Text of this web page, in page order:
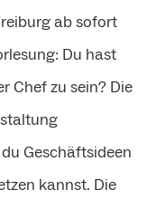
ab sofort
Du hast
Chef zu sein? Die
Geschäftsideen
kannst. Die